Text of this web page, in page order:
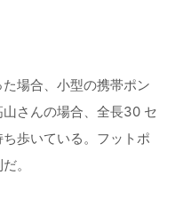
場合、小型の携帯ポン
さんの場合、全長30 セ
歩いている。フットポ
。